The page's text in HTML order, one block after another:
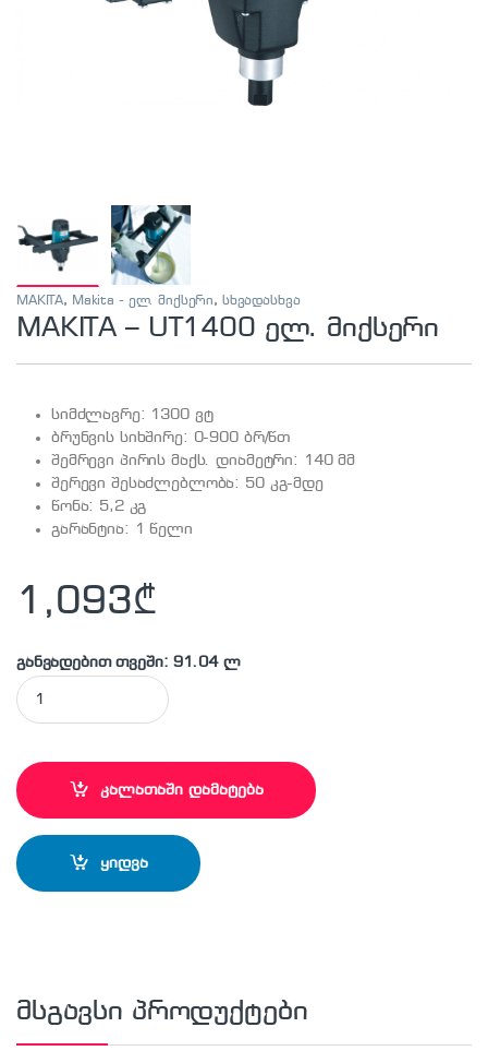
MAKITA, Makita - ელ. მიქსერი, სხვადასხვა
MAKITA – UT1400 ელ. მიქსერი
სიმძლავრე: 1300 ვტ
ბრუნვის სიხშირე: 0-900 ბრ/წთ
შემრევი პირის მაქს. დიამეტრი: 140 მმ
შერევი შესაძლებლობა: 50 კგ-მდე
წონა: 5,2 კგ
გარანტია: 1 წელი
1,093₾
განვადებით თვეში: 91.04 ლ
MAKITA - UT1400 ელ. მიქსერი quantity
კალათაში დამატება
ყიდვა
მსგავსი პროდუქტები